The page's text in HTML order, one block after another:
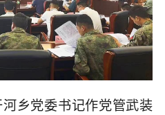
乡党委书记作党管武装